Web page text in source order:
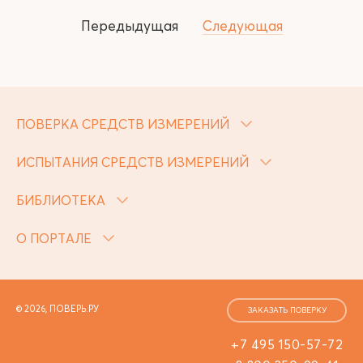
Передыдущая Следующая
ПОВЕРКА СРЕДСТВ ИЗМЕРЕНИЙ
ИСПЫТАНИЯ СРЕДСТВ ИЗМЕРЕНИЙ
БИБЛИОТЕКА
О ПОРТАЛЕ
© 2026, ПОВЕРЬ.РУ
+7 495 150-57-72
ЗАКАЗАТЬ ПОВЕРКУ